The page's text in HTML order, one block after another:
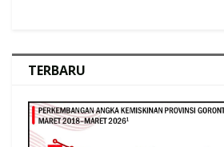
TERBARU